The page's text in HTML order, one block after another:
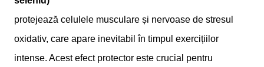
protejează celulele musculare și nervoase de stresul
oxidativ, care apare inevitabil în timpul exercițiilor
intense. Acest efect protector este crucial pentru